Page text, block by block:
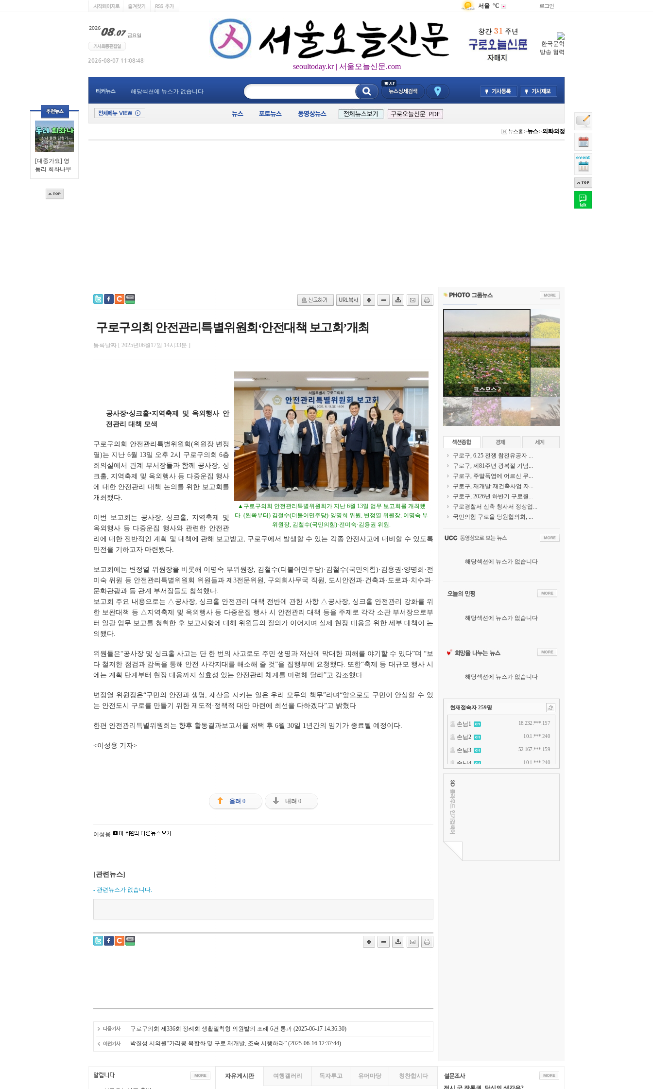
[대중가요] 영
동리 회화나무
서울 °C 로그인
seoultoday.kr | 서울오늘신문.com
한국문학
방송 협력
티커뉴스 해당섹션에 뉴스가 없습니다
뉴스홈>뉴스>의회/의정
구로구의회 안전관리특별위원회‘안전대책 보고회’개최
등록날짜 [ 2025년06월17일 14시33분 ]
▲구로구의회 안전관리특별위원회가 지난 6월 13일 업무 보고회를 개최했
다. (왼쪽부터) 김철수(더불어민주당)·양명희 위원, 변정열 위원장, 이명숙 부
위원장, 김철수(국민의힘)·전미숙·김용권 위원.
공사장•싱크홀•지역축제 및 옥외행사 안
전관리 대책 모색
구로구의회 안전관리특별위원회(위원장 변정
열)는 지난 6월 13일 오후 2시 구로구의회 6층
회의실에서 관계 부서장들과 함께 공사장, 싱
크홀, 지역축제 및 옥외행사 등 다중운집 행사
에 대한 안전관리 대책 논의를 위한 보고회를
개최했다.
이번 보고회는 공사장, 싱크홀, 지역축제 및
옥외행사 등 다중운집 행사와 관련한 안전관
리에 대한 전반적인 계획 및 대책에 관해 보고받고, 구로구에서 발생할 수 있는 각종 안전사고에 대비할 수 있도록
만전을 기하고자 마련됐다.
보고회에는 변정열 위원장을 비롯해 이명숙 부위원장, 김철수(더불어민주당)·김철수(국민의힘)·김용권·양명희·전
미숙 위원 등 안전관리특별위원회 위원들과 제3전문위원, 구의회사무국 직원, 도시안전과·건축과·도로과·치수과·
문화관광과 등 관계 부서장들도 참석했다.
보고회 주요 내용으로는 △공사장, 싱크홀 안전관리 대책 전반에 관한 사항 △공사장, 싱크홀 안전관리 강화를 위
한 보완대책 등 △지역축제 및 옥외행사 등 다중운집 행사 시 안전관리 대책 등을 주제로 각각 소관 부서장으로부
터 일괄 업무 보고를 청취한 후 보고사항에 대해 위원들의 질의가 이어지며 실제 현장 대응을 위한 세부 대책이 논
의됐다.
위원들은“공사장 및 싱크홀 사고는 단 한 번의 사고로도 주민 생명과 재산에 막대한 피해를 야기할 수 있다”며 “보
다 철저한 점검과 감독을 통해 안전 사각지대를 해소해 줄 것”을 집행부에 요청했다. 또한“축제 등 대규모 행사 시
에는 계획 단계부터 현장 대응까지 실효성 있는 안전관리 체계를 마련해 달라”고 강조했다.
변정열 위원장은“구민의 안전과 생명, 재산을 지키는 일은 우리 모두의 책무”라며“앞으로도 구민이 안심할 수 있
는 안전도시 구로를 만들기 위한 제도적·정책적 대안 마련에 최선을 다하겠다”고 밝혔다
한편 안전관리특별위원회는 향후 활동결과보고서를 채택 후 6월 30일 1년간의 임기가 종료될 예정이다.
<이성용 기자>
올려 0 내려 0
이성용
[관련뉴스]
- 관련뉴스가 없습니다.
구로구의회 제336회 정례회 생활밀착형 의원발의 조례 6건 통과 (2025-06-17 14:36:30)
박칠성 시의원“가리봉 복합화 및 구로 재개발, 조속 시행하라” (2025-06-16 12:37:44)
코스모스 2
구로구, 6.25 전쟁 참전유공자 ...
구로구, 제81주년 광복절 기념...
구로구, 주말폭염에 어르신 무...
구로구, 재개발·재건축사업 자...
구로구, 2026년 하반기 구로월...
구로경찰서 신축 청사서 정상업...
국민의힘 구로을 당원협의회, ...
해당섹션에 뉴스가 없습니다
해당섹션에 뉴스가 없습니다
해당섹션에 뉴스가 없습니다
현재접속자 259명
자유게시판 여행갤러리 독자투고 유머마당
칭찬합시다